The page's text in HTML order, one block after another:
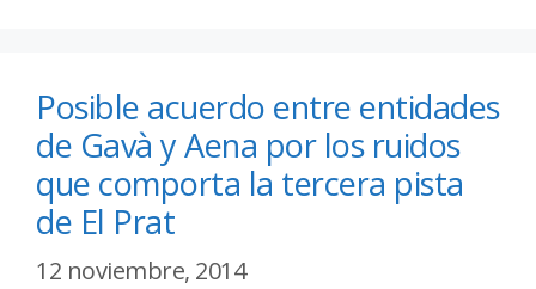
Posible acuerdo entre entidades
de Gavà y Aena por los ruidos
que comporta la tercera pista
de El Prat
12 noviembre, 2014